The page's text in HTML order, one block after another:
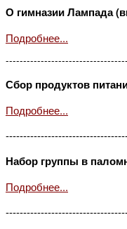
О гимназии Лампада
Подробнее...
Сбор продуктов
Подробнее...
Набор группы в
Подробнее...